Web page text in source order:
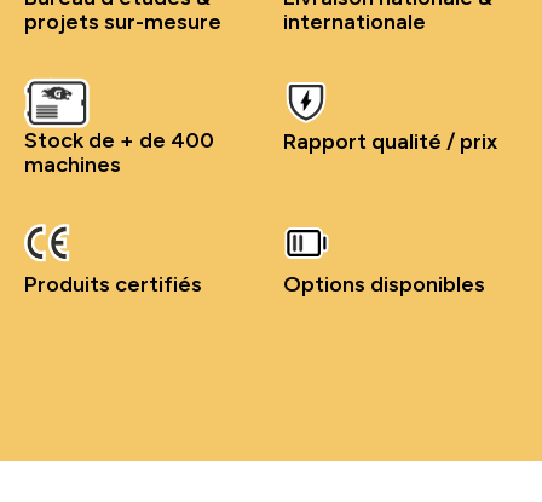
projets sur-mesure
internationale
Stock de + de 400
machines
Rapport qualité / prix
Produits certifiés Options disponibles